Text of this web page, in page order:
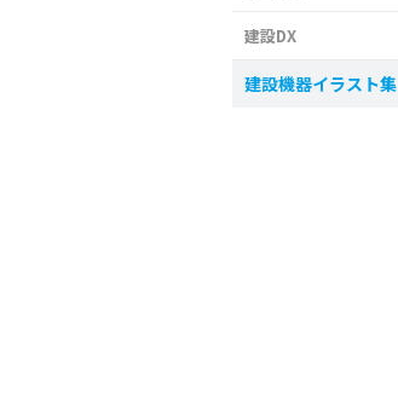
建設DX
建設機器イラスト集